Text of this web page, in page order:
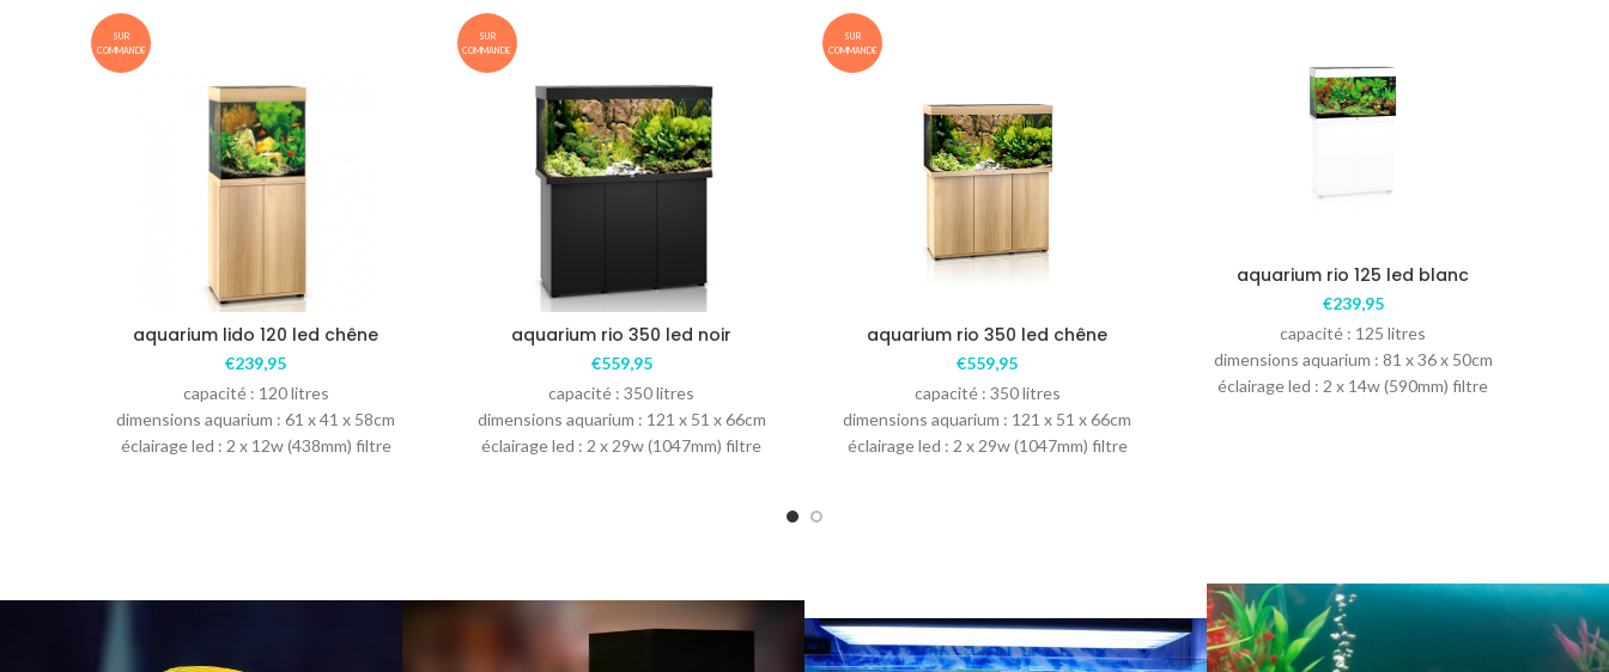
SUR
COMMANDE
aquarium lido 120 led chêne
€239,95
capacité : 120 litres
dimensions aquarium : 61 x 41 x 58cm
éclairage led : 2 x 12w (438mm) filtre
SUR
COMMANDE
aquarium rio 350 led noir
€559,95
capacité : 350 litres
dimensions aquarium : 121 x 51 x 66cm
éclairage led : 2 x 29w (1047mm) filtre
SUR
COMMANDE
aquarium rio 350 led chêne
€559,95
capacité : 350 litres
dimensions aquarium : 121 x 51 x 66cm
éclairage led : 2 x 29w (1047mm) filtre
aquarium rio 125 led blanc
€239,95
capacité : 125 litres
dimensions aquarium : 81 x 36 x 50cm
éclairage led : 2 x 14w (590mm) filtre